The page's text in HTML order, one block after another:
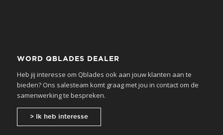
WORD QBLADES DEALER
Heb jij interesse om Qblades ook aan jouw klanten aan te
bieden? Ons salesteam komt graag met jou in contact om de
samenwerking te bespreken.
> Ik heb interesse